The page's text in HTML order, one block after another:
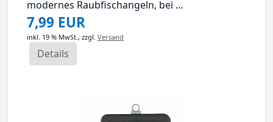
modernes Raubfischangeln, bei ...
7,99 EUR
inkl. 19 % MwSt., zzgl. Versand
Details